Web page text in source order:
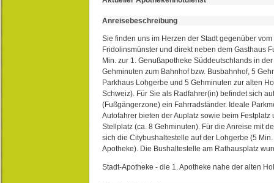
Anreisebeschreibung
Sie finden uns im Herzen der Stadt gegenüber
Fridolinsmünster und direkt neben dem Gasthaus
Min. zur 1. Genußapotheke Süddeutschlands in
Gehminuten zum Bahnhof bzw. Busbahnhof, 5
Parkhaus Lohgerbe und 5 Gehminuten zur alten
Schweiz). Für Sie als Radfahrer(in) befindet sich
(Fußgängerzone) ein Fahrradständer. Ideale
Autofahrer bieten der Auplatz sowie beim Festplatz
Stellplatz (ca. 8 Gehminuten). Für die Anreise mit
sich die Citybushaltestelle auf der Lohgerbe (5
Apotheke). Die Bushaltestelle am Rathausplatz
Stadt-Apotheke - die 1. Apotheke nahe der alten